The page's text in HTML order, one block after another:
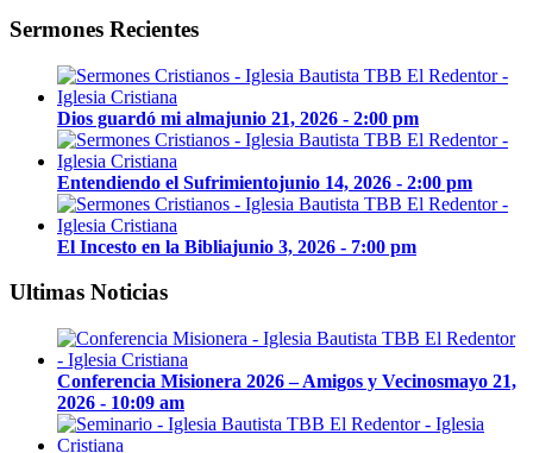
Sermones Recientes
Dios guardó mi almajunio 21, 2026 - 2:00 pm
Entendiendo el Sufrimientojunio 14, 2026 - 2:00 pm
El Incesto en la Bibliajunio 3, 2026 - 7:00 pm
Ultimas Noticias
Conferencia Misionera 2026 – Amigos y Vecinosmayo 21,
2026 - 10:09 am